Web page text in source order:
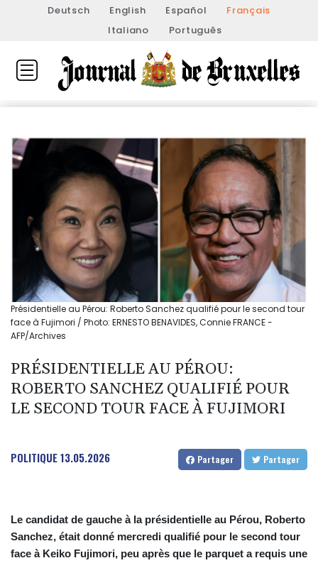
Deutsch English Español
Français
Italiano
Português
Présidentielle au Pérou: Roberto Sanchez qualifié pour le second tour
face à Fujimori / Photo: ERNESTO BENAVIDES, Connie FRANCE -
AFP/Archives
PRÉSIDENTIELLE AU PÉROU:
ROBERTO SANCHEZ QUALIFIÉ POUR
LE SECOND TOUR FACE À FUJIMORI
POLITIQUE13.05.2026 Partager Partager
Le candidat de gauche à la présidentielle au Pérou, Roberto
Sanchez, était donné mercredi qualifié pour le second tour
face à Keiko Fujimori, peu après que le parquet a requis une